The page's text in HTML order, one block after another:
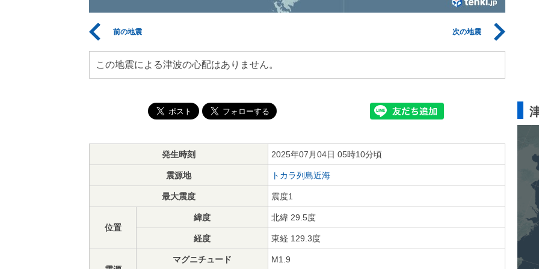
前の地震 次の地震
この地震による津波の心配はありません。
発生時刻 2025年07月04日 05時10分頃
震源地 トカラ列島近海
最大震度 震度1
位置
緯度 北緯 29.5度
経度 東経 129.3度
マグニチュード M1.9